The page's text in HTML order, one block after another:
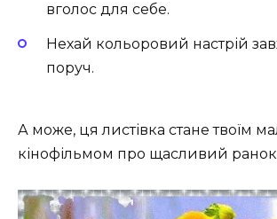
вголос для себе.
Нехай кольоровий настрій
поруч.
А може, ця листівка стане твоїм
кінофільмом про щасливий